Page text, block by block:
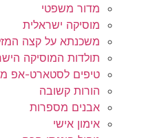
מדור משפטי
מוסיקה ישראלית
משכנתא על קצה
תולדות המוסיקה
טיפים לסטארט-אפ
הורות קשובה
אבנים מספרות
אימון אישי